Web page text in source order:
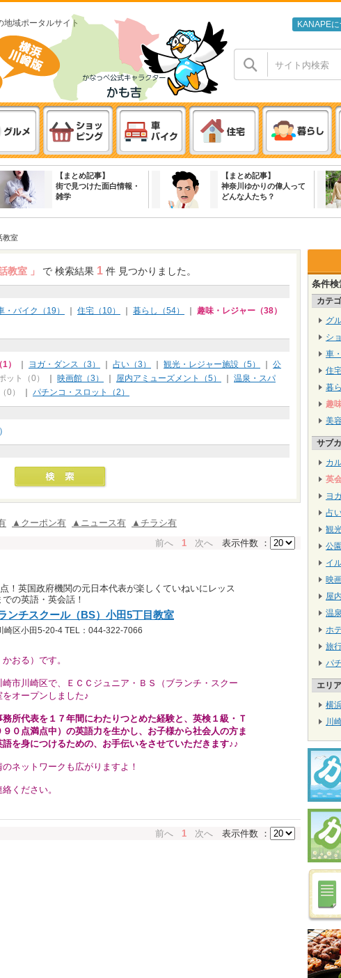
域ポータルサイト KANAPE
【まとめ記事】
街で見つけた面白情報・
雑学
【まとめ記事】
神奈川ゆかりの偉人って
どんな人たち？
教室
条件検
カテ
グ
シ
車
住
暮
趣
美
サブ
カ
英
ヨ
占
観
公
イ
映
屋
温
ホ
旅
パ
エリ
横
川
教室 」 で 検索結果 1 件 見つかりました。
・バイク（19） 住宅（10） 暮らし（54）
趣味・レジャー（38）
） ヨガ・ダンス（3） 占い（3） 観光・レジャー施設（5）
公
ット（0） 映画館（3） 屋内アミューズメント（5）
温泉・スパ
0） パチンコ・スロット（2）
▲クーポン有 ▲ニュース有
▲チラシ有
前へ 1 次へ 表示件数 ：
！英国政府機関の元日本代表が楽しくていねいにレッス
の英語・英会話！
ンチスクール（BS）小田5丁目教室
崎区小田5-20-4 TEL：044-322-7066
おる）です。
崎市川崎区で、ＥＣＣジュニア・ＢＳ（ブランチ・スクー
オープンしました♪
所代表を１７年間にわたりつとめた経験と、英検１級・Ｔ
０点満点中）の英語力を生かし、 お子様から社会人の方ま
を身につけるための、お手伝いをさせていただきます♪♪
ネットワークも広がりますよ！
ください。
前へ 1 次へ 表示件数 ：